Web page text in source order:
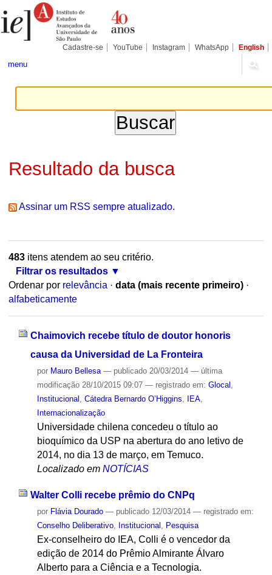
para
conteúdo.
Pessoais
Cadastre-se YouTube Instagram WhatsApp English
menu
Resultado da busca
Assinar um RSS sempre atualizado.
483itens atendem ao seu critério.
Filtrar os resultados
Ordenar por relevância · data (mais recente primeiro) ·
alfabeticamente
Chaimovich recebe título de doutor honoris
causa da Universidad de La Fronteira
por Mauro Bellesa — publicado20/03/2014 — última
modificação28/10/2015 09:07 — registrado em: Glocal
Institucional
Cátedra Bernardo O’Higgins IEA,
Internacionalização
Universidade chilena concedeu o título ao
bioquímico da USP na abertura do ano letivo de
2014, no dia 13 de março, em Temuco.
Localizado em NOTÍCIAS
Walter Colli recebe prêmio do CNPq
por Flávia Dourado — publicado12/03/2014 — registrado em:
Conselho Deliberativo, Institucional Pesquisa
Ex-conselheiro do IEA, Colli é o vencedor da
edição de 2014 do Prêmio Almirante Álvaro
Alberto para a Ciência e a Tecnologia.